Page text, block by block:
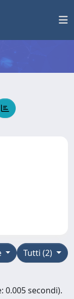
Tutti (2)
0.005 secondi).